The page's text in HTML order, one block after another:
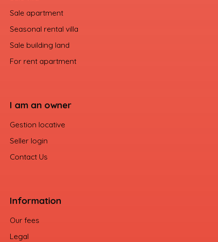
Sale apartment
Seasonal rental villa
Sale building land
For rent apartment
I am an owner
Gestion locative
Seller login
Contact Us
Information
Our fees
Legal